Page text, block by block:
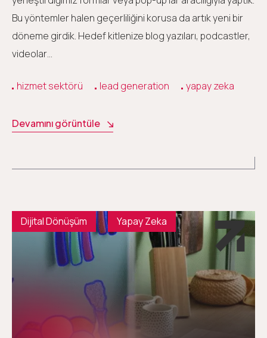
Bu yöntemler halen geçerliliğini korusa da artık yeni bir
döneme girdik. Hedef kitlenize blog yazıları, podcastler,
videolar…
hizmet sektörü lead generation yapay zeka
Devamını görüntüle
Dijital Dönüşüm Yapay Zeka